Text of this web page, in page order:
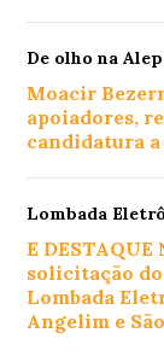
De olho na
Moacir
apoiadores,
candidatura
Lombada
E
solicitação
Lombada
Angelim e